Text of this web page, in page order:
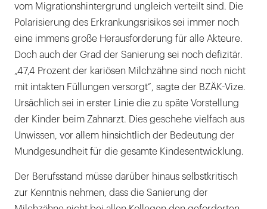
vom Migrationshintergrund ungleich verteilt sind. Die
Polarisierung des Erkrankungsrisikos sei immer noch
eine immens große Herausforderung für alle Akteure.
Doch auch der Grad der Sanierung sei noch defizitär.
„47,4 Prozent der kariösen Milchzähne sind noch nicht
mit intakten Füllungen versorgt“, sagte der BZÄK-Vize.
Ursächlich sei in erster Linie die zu späte Vorstellung
der Kinder beim Zahnarzt. Dies geschehe vielfach aus
Unwissen, vor allem hinsichtlich der Bedeutung der
Mundgesundheit für die gesamte Kindesentwicklung.
Der Berufsstand müsse darüber hinaus selbstkritisch
zur Kenntnis nehmen, dass die Sanierung der